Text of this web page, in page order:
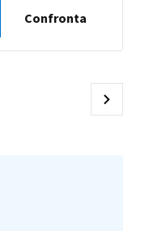
Confronta